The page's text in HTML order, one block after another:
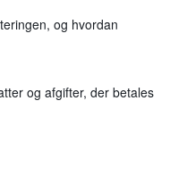
og hvordan
og afgifter, der betales